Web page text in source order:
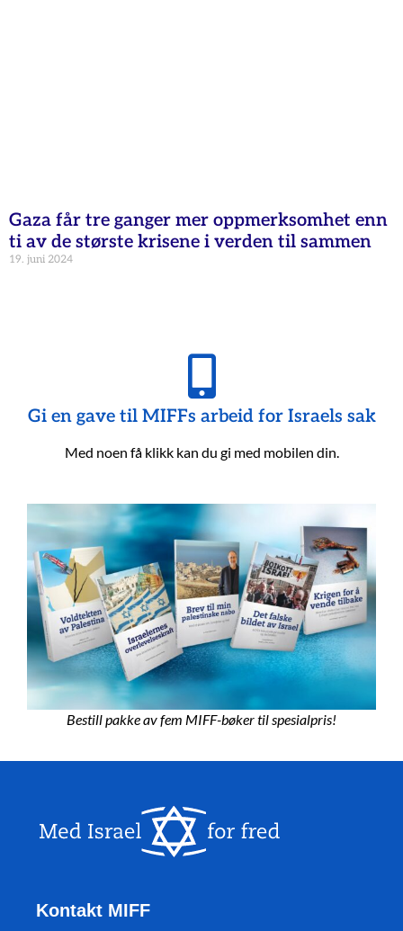
Gaza får tre ganger mer oppmerksomhet enn
ti av de største krisene i verden til sammen
19. juni 2024
Gi en gave til MIFFs arbeid for Israels sak
Med noen få klikk kan du gi med mobilen din.
Bestill pakke av fem MIFF-bøker til spesialpris!
Kontakt MIFF